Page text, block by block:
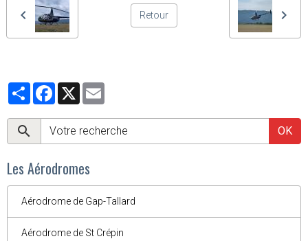
Retour
PartagerFacebook
X
OK
Les Aérodromes
Aérodrome de Gap-Tallard
Aérodrome de St Crépin